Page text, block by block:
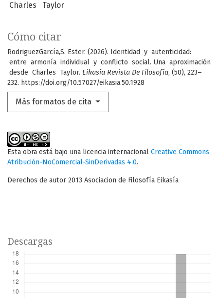
Charles Taylor
Cómo citar
RodriguezGarcía,S. Ester. (2026). Identidad y autenticidad:
entre armonía individual y conflicto social. Una aproximación
desde Charles Taylor. Eikasía Revista De Filosofía, (50), 223–
232. https://doi.org/10.57027/eikasia.50.1928
Más formatos de cita
Esta obra está bajo una licencia internacional Creative Commons
Atribución-NoComercial-SinDerivadas 4.0.
Derechos de autor 2013 Asociacion de Filosofía Eikasía
Descargas